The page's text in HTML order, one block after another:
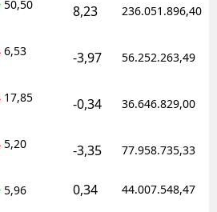
50,50 8,23 236.051.896,40
6,53 -3,97 56.252.263,49
17,85 -0,34 36.646.829,00
5,20 -3,35 77.958.735,33
5,96 0,34 44.007.548,47